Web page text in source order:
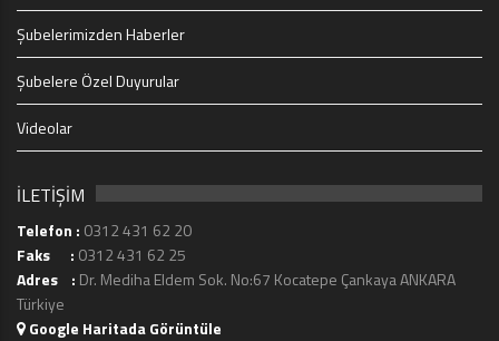
Şubelerimizden Haberler
Şubelere Özel Duyurular
Videolar
İLETİŞİM
Telefon : 0312 431 62 20
Faks : 0312 431 62 25
Adres : Dr. Mediha Eldem Sok. No:67 Kocatepe Çankaya ANKARA
Türkiye
Google Haritada Görüntüle